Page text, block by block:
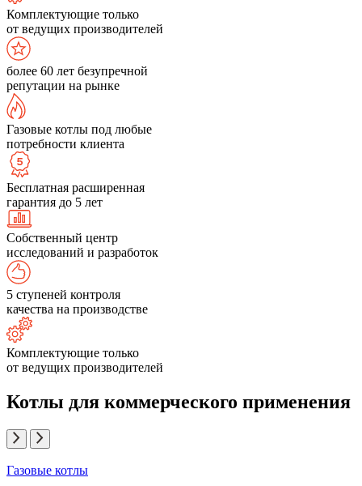
Комплектующие только
от ведущих производителей
более 60 лет безупречной
репутации на рынке
Газовые котлы под любые
потребности клиента
Бесплатная расширенная
гарантия до 5 лет
Собственный центр
исследований и разработок
5 ступеней контроля
качества на производстве
Комплектующие только
от ведущих производителей
Котлы для коммерческого применения
Газовые котлы